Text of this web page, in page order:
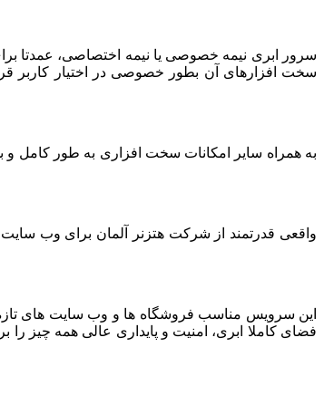
سرور ابری نیمه خصوصی یا نیمه اختصاصی، عمدتا
سخت افزارهای آن بطور خصوصی در اختیار کاربر